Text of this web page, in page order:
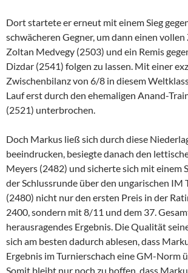
Dort startete er erneut mit einem Sieg
schwächeren Gegner, um dann einen
Zoltan Medvegy (2503) und ein Remis
Dizdar (2541) folgen zu lassen. Mit einer
Zwischenbilanz von 6/8 in diesem
Lauf erst durch den ehemaligen Anand-
(2521) unterbrochen.
Doch Markus ließ sich durch diese
beeindrucken, besiegte danach den
Meyers (2482) und sicherte sich mit einem
der Schlussrunde über den ungarischen IM
(2480) nicht nur den ersten Preis in der
2400, sondern mit 8/11 und dem 37.
herausragendes Ergebnis. Die Qualität
sich am besten dadurch ablesen, dass
Ergebnis im Turnierschach eine GM-Norm
Somit bleibt nur noch zu hoffen, dass